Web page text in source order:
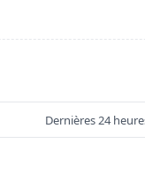
Dernières 24